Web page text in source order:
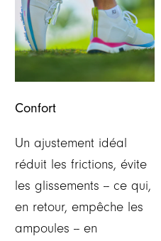
Confort
Un ajustement idéal
réduit les frictions, évite
les glissements -- ce qui,
en retour, empêche les
ampoules -- en